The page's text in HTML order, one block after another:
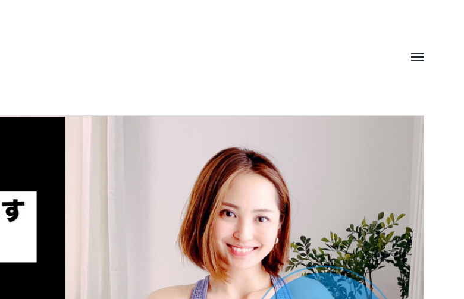
Toggle